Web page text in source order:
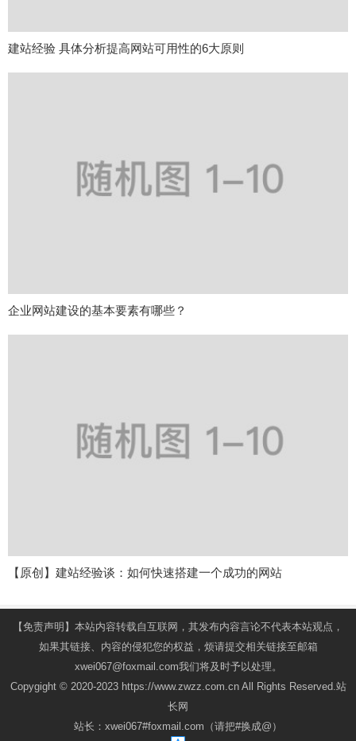
建站经验 具体分析提高网站可用性的6大原则
企业网站建设的基本要素有哪些？
【原创】建站经验谈：如何快速搭建一个成功的网站
【免责声明】本站内容转载自互联网，其发布内容言论不代表本站观点，
如果其链接、内容的侵犯您的权益，烦请提交相关链接至邮箱
xwei067@foxmail.com我们将及时予以处理。
Copygight © 2020-2023 https://www.zwzz.com.cn All Rights Reserved.站
长网
站长：xwei067#foxmail.com（请把#换成@）